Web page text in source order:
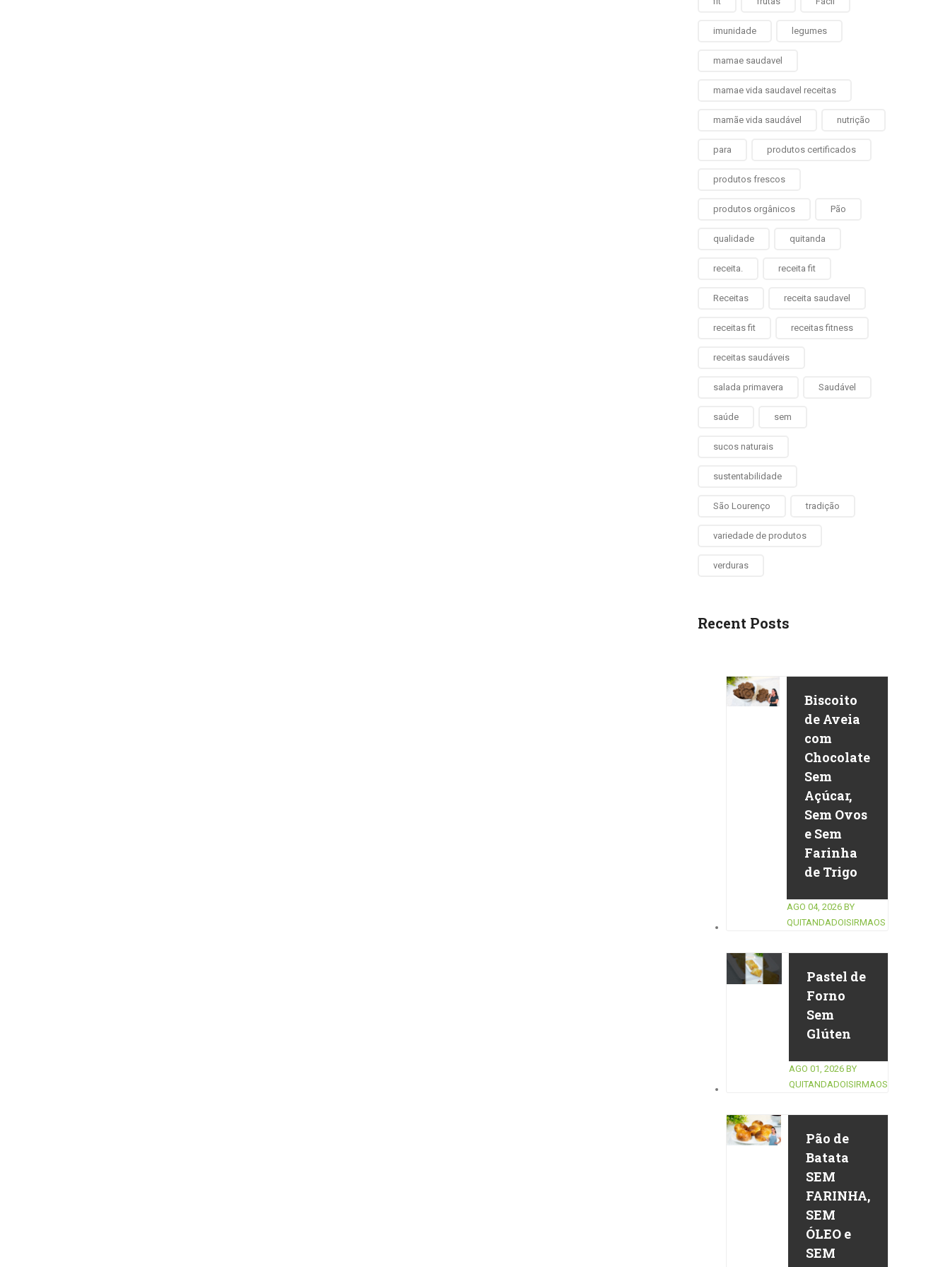
imunidade legumes
mamae saudavel
mamae vida saudavel receitas
mamãe vida saudável nutrição
para produtos certificados
produtos frescos
produtos orgânicos Pão
qualidade quitanda
receita. receita fit
Receitas receita saudavel
receitas fit receitas fitness
receitas saudáveis
salada primavera Saudável
saúde sem
sucos naturais
sustentabilidade
São Lourenço tradição
variedade de produtos
verduras
Recent Posts
Biscoito
de Aveia
com
Chocolate
Sem
Açúcar,
Sem Ovos
e Sem
Farinha
de Trigo
AGO 04, 2026 BY
QUITANDADOISIRMAOS
Pastel de
Forno
Sem
Glúten
AGO 01, 2026 BY
QUITANDADOISIRMAOS
Pão de
Batata
SEM
FARINHA,
SEM
ÓLEO e
SEM